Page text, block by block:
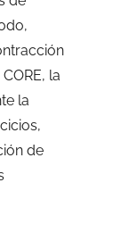
la
la
de